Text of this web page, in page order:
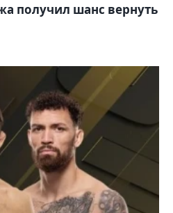
получил шанс вернуть